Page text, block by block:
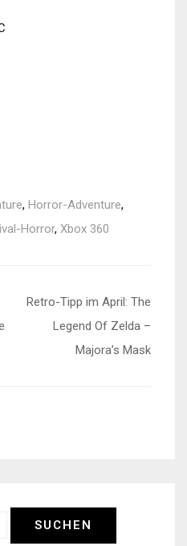
, Horror-Adventure,
Horror, Xbox 360
Retro-Tipp im April: The
Legend Of Zelda –
Majora’s Mask